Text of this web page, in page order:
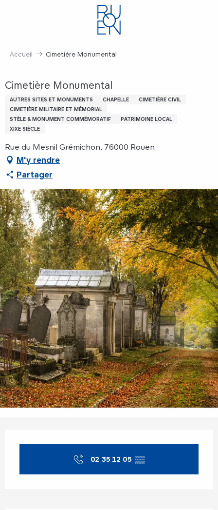
Accueil Cimetière Monumental
Cimetière Monumental
AUTRES SITES ET MONUMENTS CHAPELLE
CIMETIÈRE CIVIL
CIMETIÈRE MILITAIRE ET MÉMORIAL
STÈLE & MONUMENT COMMÉMORATIF
PATRIMOINE LOCAL
XIXE SIÈCLE
Rue du Mesnil Grémichon, 76000 Rouen
M'y rendre
Partager
02 35 12 05 ▒▒